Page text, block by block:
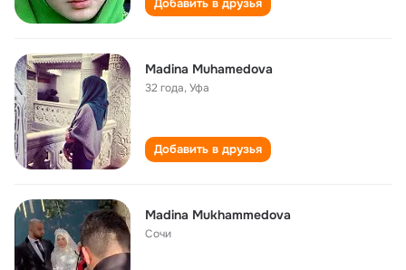
Добавить в друзья
Madina Muhamedova
32 года,Уфа
Добавить в друзья
Madina Mukhammedova
Сочи